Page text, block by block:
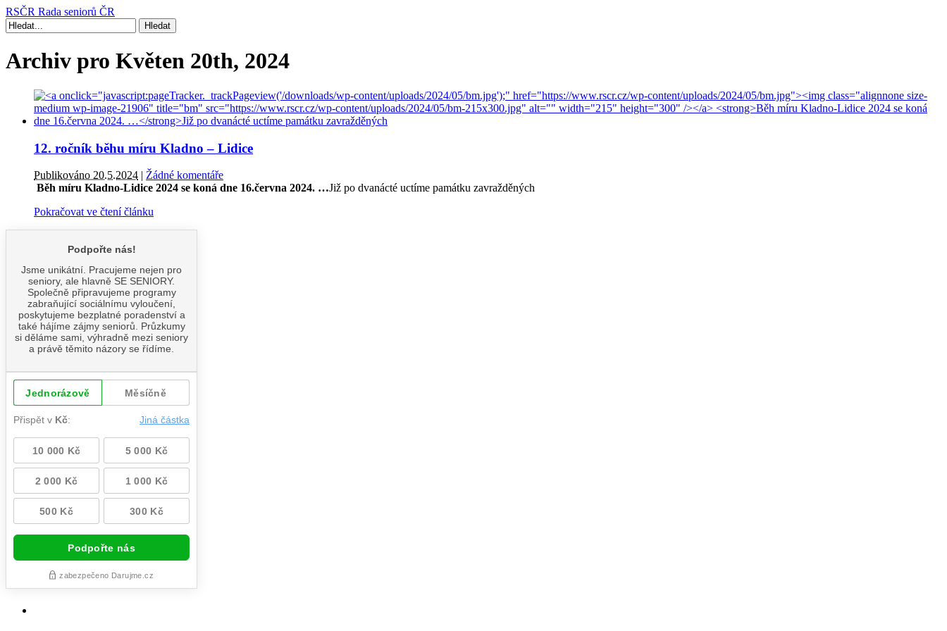
RSČR Rada seniorů ČR
Archiv pro Květen 20th, 2024
12. ročník běhu míru Kladno – Lidice
Publikováno 20.5.2024 | Žádné komentáře
Běh míru Kladno-Lidice 2024 se koná dne 16.června 2024. …Již po dvanácté uctíme památku zavražděných
Pokračovat ve čtení článku